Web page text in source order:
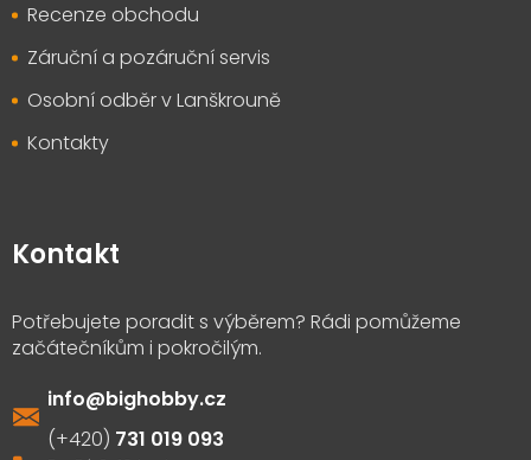
Recenze obchodu
Záruční a pozáruční servis
Osobní odběr v Lanškrouně
Kontakty
Kontakt
info@bighobby.cz
731 019 093